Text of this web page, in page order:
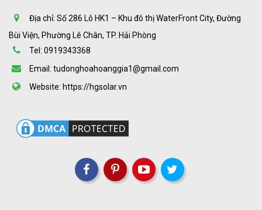
Địa chỉ: Số 286 Lô HK1 – Khu đô thị WaterFront City, Đường
Bùi Viện, Phường Lê Chân, TP. Hải Phòng
Tel: 0919343368
Email: tudonghoahoanggia1@gmail.com
Website: https://hgsolar.vn